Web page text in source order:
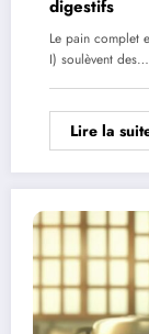
digestifs
Le pain complet
I) soulèvent des…
Lire la